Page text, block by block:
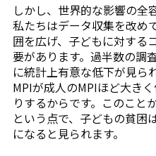
しかし、世界的な影響の全
私たちはデータ収集を改め
囲を広げ、子どもに対する
要があります。過半数の調
に統計上有意な低下が見ら
MPIが成人のMPIほど大き
りするからです。このこと
という点で、子どもの貧困
になると見られます。